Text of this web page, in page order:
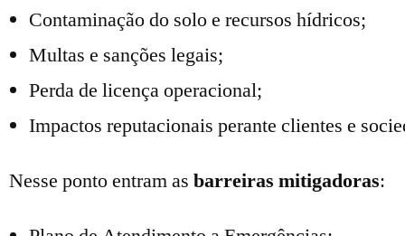
Contaminação do solo e recursos hídricos;
Multas e sanções legais;
Perda de licença operacional;
Impactos reputacionais perante clientes e
Nesse ponto entram as barreiras mitigadoras: